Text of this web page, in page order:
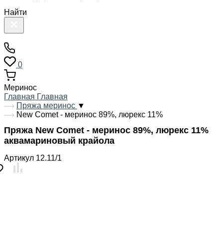
Найти
0
Меринос
Главная Главная
Пряжа меринос ▼
New Comet - меринос 89%, люрекс 11%
Пряжа New Comet - меринос 89%, люрекс 11%
аквамариновый крайола
Артикул 12.11/1